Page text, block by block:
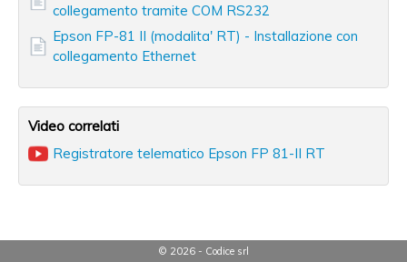
collegamento tramite COM RS232
Epson FP-81 II (modalita' RT) - Installazione con
collegamento Ethernet
Video correlati
Registratore telematico Epson FP 81-II RT
© 2026 - Codice srl